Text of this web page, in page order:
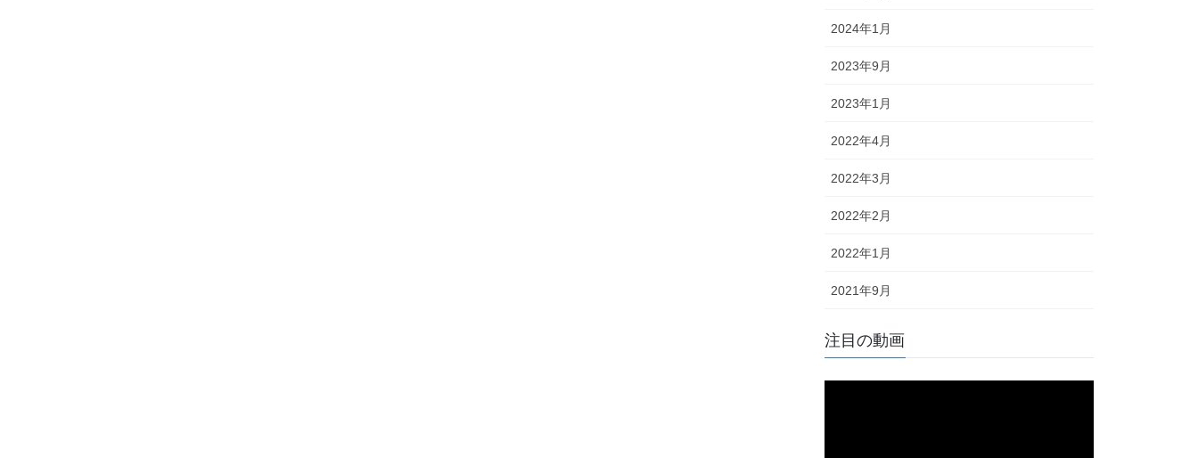
2024年1月
2023年9月
2023年1月
2022年4月
2022年3月
2022年2月
2022年1月
2021年9月
注目の動画